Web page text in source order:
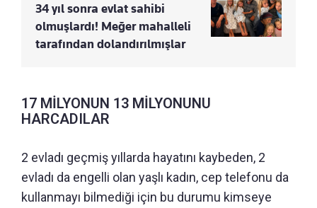
34 yıl sonra evlat sahibi
olmuşlardı! Meğer mahalleli
tarafından dolandırılmışlar
17 MİLYONUN 13 MİLYONUNU
HARCADILAR
2 evladı geçmiş yıllarda hayatını kaybeden, 2
evladı da engelli olan yaşlı kadın, cep telefonu da
kullanmayı bilmediği için bu durumu kimseye